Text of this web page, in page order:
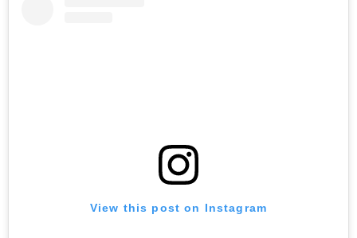
View this post on Instagram